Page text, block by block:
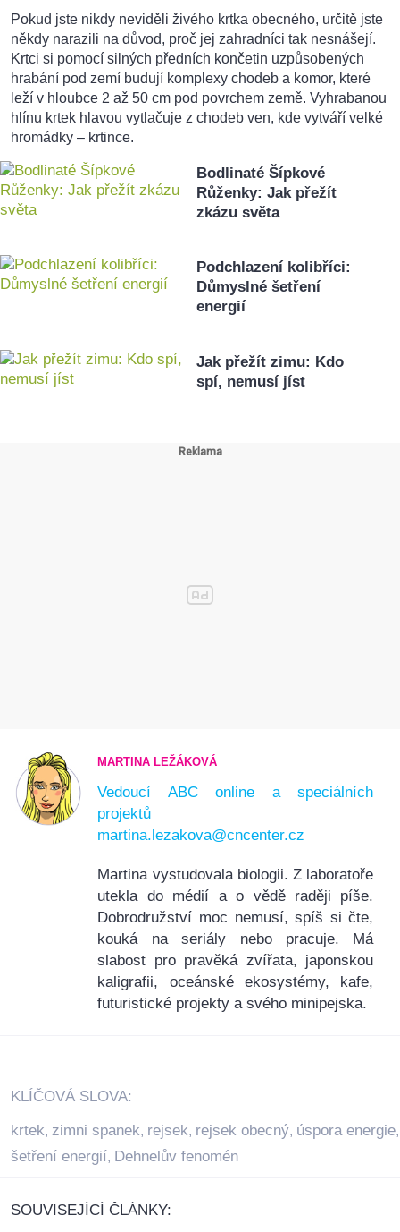
Pokud jste nikdy neviděli živého krtka obecného, určitě jste
někdy narazili na důvod, proč jej zahradníci tak nesnášejí.
Krtci si pomocí silných předních končetin uzpůsobených
hrabání pod zemí budují komplexy chodeb a komor, které
leží v hloubce 2 až 50 cm pod povrchem země. Vyhrabanou
hlínu krtek hlavou vytlačuje z chodeb ven, kde vytváří velké
hromádky – krtince.
Bodlinaté Šípkové
Růženky: Jak přežít
zkázu světa
Podchlazení kolibříci:
Důmyslné šetření
energií
Jak přežít zimu: Kdo
spí, nemusí jíst
MARTINA LEŽÁKOVÁ
Vedoucí ABC online a speciálních
projektů
martina.lezakova@cncenter.cz
Martina vystudovala biologii. Z laboratoře
utekla do médií a o vědě raději píše.
Dobrodružství moc nemusí, spíš si čte,
kouká na seriály nebo pracuje. Má
slabost pro pravěká zvířata, japonskou
kaligrafii, oceánské ekosystémy, kafe,
futuristické projekty a svého minipejska.
KLÍČOVÁ SLOVA:
krtek, zimni spanek, rejsek, rejsek obecný, úspora energie,
šetření energií, Dehnelův fenomén
SOUVISEJÍCÍ ČLÁNKY: